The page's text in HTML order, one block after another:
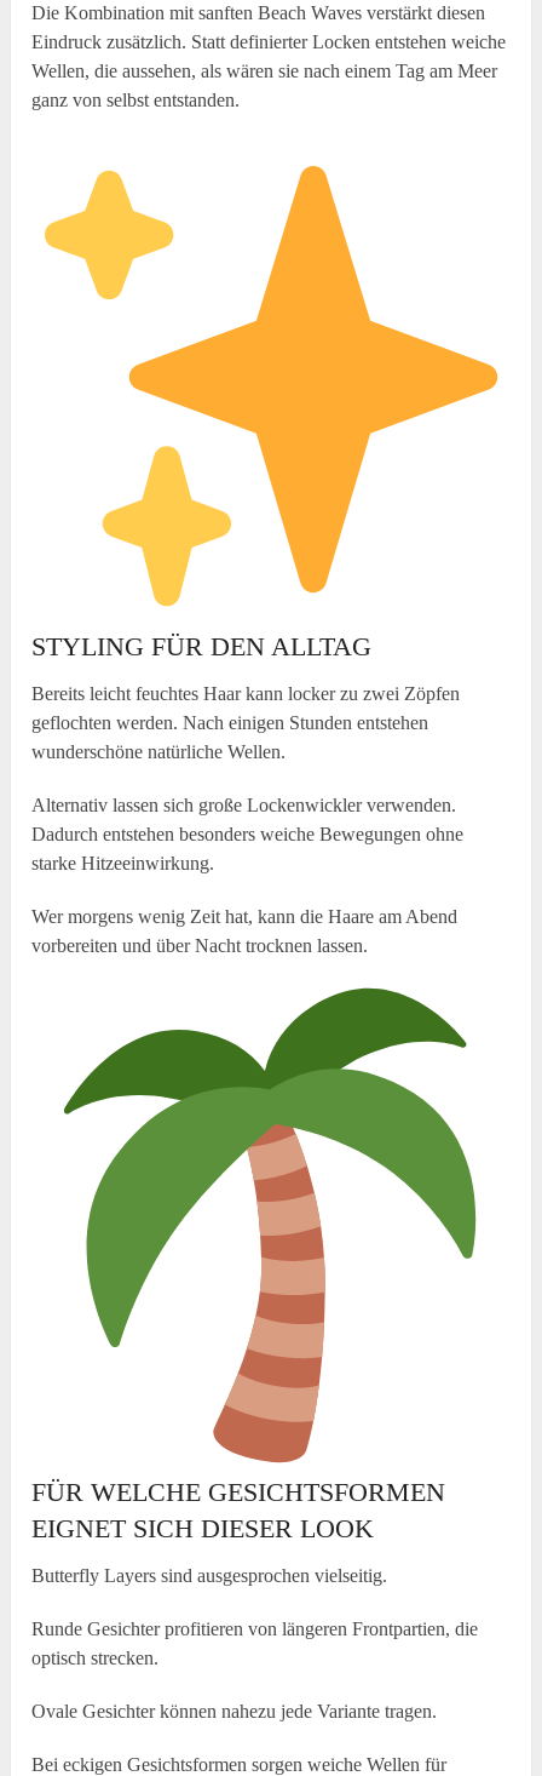
Die Kombination mit sanften Beach Waves verstärkt diesen
Eindruck zusätzlich. Statt definierter Locken entstehen weiche
Wellen, die aussehen, als wären sie nach einem Tag am Meer
ganz von selbst entstanden.
STYLING FÜR DEN ALLTAG
Bereits leicht feuchtes Haar kann locker zu zwei Zöpfen
geflochten werden. Nach einigen Stunden entstehen
wunderschöne natürliche Wellen.
Alternativ lassen sich große Lockenwickler verwenden.
Dadurch entstehen besonders weiche Bewegungen ohne
starke Hitzeeinwirkung.
Wer morgens wenig Zeit hat, kann die Haare am Abend
vorbereiten und über Nacht trocknen lassen.
FÜR WELCHE GESICHTSFORMEN
EIGNET SICH DIESER LOOK
Butterfly Layers sind ausgesprochen vielseitig.
Runde Gesichter profitieren von längeren Frontpartien, die
optisch strecken.
Ovale Gesichter können nahezu jede Variante tragen.
Bei eckigen Gesichtsformen sorgen weiche Wellen für